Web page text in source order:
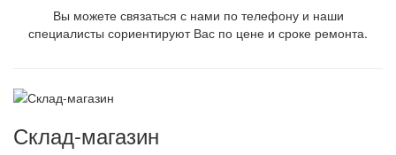
Вы можете связаться с нами по телефону и наши
специалисты сориентируют Вас по цене и сроке ремонта.
Склад-магазин